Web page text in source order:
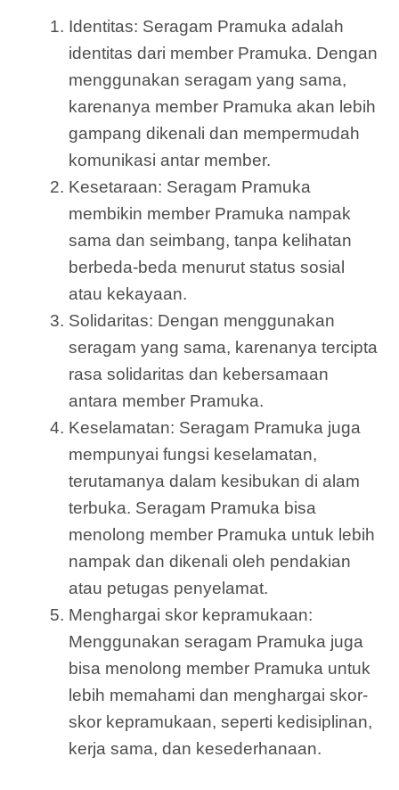
Identitas: Seragam Pramuka adalah
identitas dari member Pramuka. Dengan
menggunakan seragam yang sama,
karenanya member Pramuka akan lebih
gampang dikenali dan mempermudah
komunikasi antar member.
Kesetaraan: Seragam Pramuka
membikin member Pramuka nampak
sama dan seimbang, tanpa kelihatan
berbeda-beda menurut status sosial
atau kekayaan.
Solidaritas: Dengan menggunakan
seragam yang sama, karenanya tercipta
rasa solidaritas dan kebersamaan
antara member Pramuka.
Keselamatan: Seragam Pramuka juga
mempunyai fungsi keselamatan,
terutamanya dalam kesibukan di alam
terbuka. Seragam Pramuka bisa
menolong member Pramuka untuk lebih
nampak dan dikenali oleh pendakian
atau petugas penyelamat.
Menghargai skor kepramukaan:
Menggunakan seragam Pramuka juga
bisa menolong member Pramuka untuk
lebih memahami dan menghargai skor-
skor kepramukaan, seperti kedisiplinan,
kerja sama, dan kesederhanaan.